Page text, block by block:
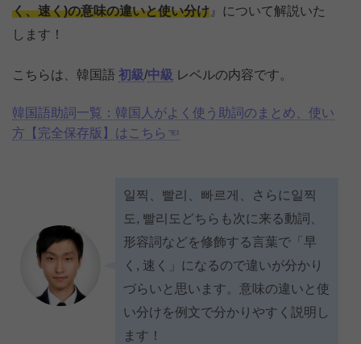
く、速く)の意味の違いと使い分け 』について解説いた
します！
こちらは、韓国語 初級/中級 レベルの内容です。
韓国語助詞一覧：韓国人がよく使う助詞のまとめ、使い
方【完全保存版】はこちら☜
일찍、빨리、빠르게、さらに일찍
도, 빨리도どちらも次に来る動詞、
形容詞などを修飾する言葉で「早
く, 速く」になるので違いが分かり
づらいと思います。意味の違いと使
い分けを例文で分かりやすく説明し
ます！